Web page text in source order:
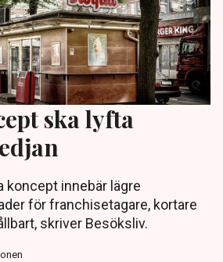
ska lyfta
koncept innebär lägre
för franchisetagare, kortare
skriver Besöksliv.